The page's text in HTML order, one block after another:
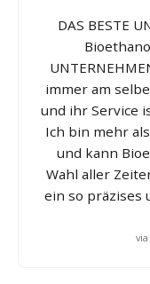
DAS BESTE
immer am
und ihr Service
Ich bin mehr
und kann
Wahl aller
ein so präzises